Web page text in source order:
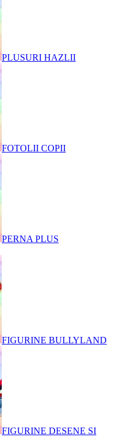
PLUSURI HAZLII
FOTOLII COPII
PERNA PLUS
FIGURINE BULLYLAND
FIGURINE DESENE SI